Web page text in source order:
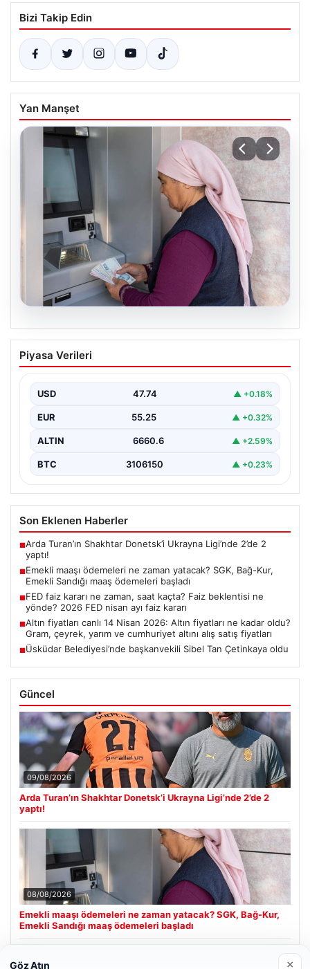
Bizi Takip Edin
Yan Manşet
08.08.2026
Emekli maaşı ödemeleri ne zaman
yatacak? SGK, Bağ-Kur, Emekli Sandığı
Piyasa Verileri
USD 47.74 ▲ +0.18%
EUR 55.25 ▲ +0.32%
ALTIN 6660.6 ▲ +2.59%
BTC 3106150 ▲ +0.23%
Son Eklenen Haberler
■Arda Turan’ın Shakhtar Donetsk’i Ukrayna Ligi’nde 2’de 2
yaptı!
■Emekli maaşı ödemeleri ne zaman yatacak? SGK, Bağ-Kur,
Emekli Sandığı maaş ödemeleri başladı
■FED faiz kararı ne zaman, saat kaçta? Faiz beklentisi ne
yönde? 2026 FED nisan ayı faiz kararı
■Altın fiyatları canlı 14 Nisan 2026: Altın fiyatları ne kadar oldu?
Gram, çeyrek, yarım ve cumhuriyet altını alış satış fiyatları
■Üsküdar Belediyesi’nde başkanvekili Sibel Tan Çetinkaya oldu
Güncel
09/08/2026
Arda Turan’ın Shakhtar Donetsk’i Ukrayna Ligi’nde 2’de 2
yaptı!
08/08/2026
Emekli maaşı ödemeleri ne zaman yatacak? SGK, Bağ-Kur,
Emekli Sandığı maaş ödemeleri başladı
Göz Atın ×